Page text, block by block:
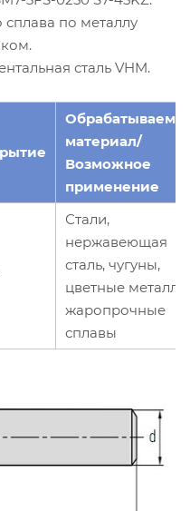
по металлу
сталь VHM.
материал/
Возможное
применение
Стали,
нержавеющая
сталь, чугуны,
цветные
жаропрочные
сплавы